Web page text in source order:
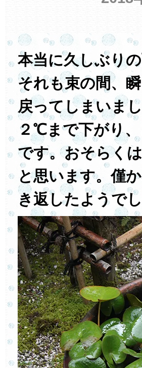
本当に久しぶり
それも束の間、
戻ってしまいま
２℃まで下がり
です。おそらく
と思います。僅
き返したようでし